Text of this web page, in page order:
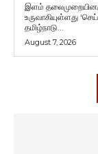
இளம்
உருவாகியுள்ளது
தமிழ்நாடு...
August 7, 2026